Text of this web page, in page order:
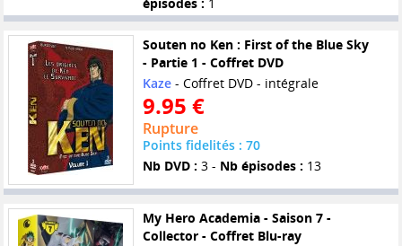
Souten no Ken : First of the Blue Sky
- Partie 1 - Coffret DVD
Kaze- Coffret DVD - intégrale
9.95 €
Rupture
Points fidelités : 70
Nb DVD : 3 - Nb épisodes : 13
My Hero Academia - Saison 7 -
Collector - Coffret Blu-ray